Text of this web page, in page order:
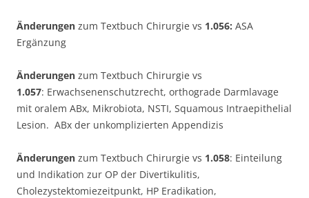
Änderungen zum Textbuch Chirurgie vs 1.056: ASA
Ergänzung
Änderungen zum Textbuch Chirurgie vs
1.057: Erwachsenenschutzrecht, orthograde Darmlavage
mit oralem ABx, Mikrobiota, NSTI, Squamous Intraepithelial
Lesion. ABx der unkomplizierten Appendizis
Änderungen zum Textbuch Chirurgie vs 1.058: Einteilung
und Indikation zur OP der Divertikulitis,
Cholezystektomiezeitpunkt, HP Eradikation,